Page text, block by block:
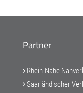
Partner
Rhein-Nahe
Saarländischer